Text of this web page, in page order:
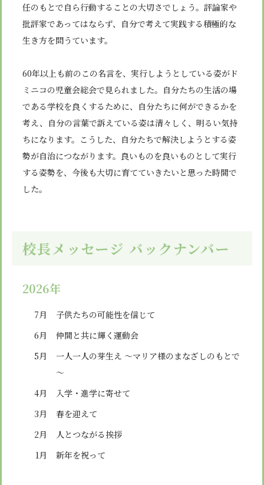
任のもとで自ら行動することの大切さでしょう。評論家や
批評家であってはならず、自分で考えて実践する積極的な
生き方を問うています。
60年以上も前のこの名言を、実行しようとしている姿がド
ミニコの児童会総会で見られました。自分たちの生活の場
である学校を良くするために、自分たちに何ができるかを
考え、自分の言葉で訴えている姿は清々しく、明るい気持
ちになります。こうした、自分たちで解決しようとする姿
勢が自治につながります。良いものを良いものとして実行
する姿勢を、今後も大切に育てていきたいと思った時間で
した。
校長メッセージ バックナンバー
2026年
7月
子供たちの可能性を信じて
6月
仲間と共に輝く運動会
5月
一人一人の芽生え ～マリア様のまなざしのもとで
～
4月
入学・進学に寄せて
3月
春を迎えて
2月
人とつながる挨拶
1月
新年を祝って